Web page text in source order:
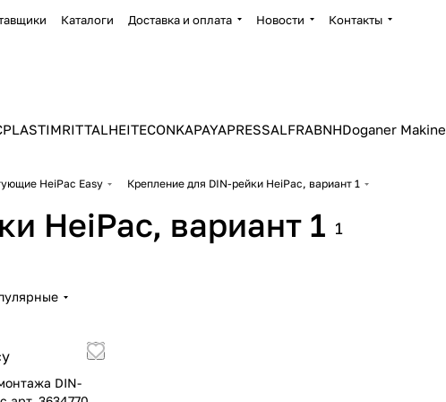
Каталоги Доставка и оплата Новости Контакты
PLASTIMRITTALHEITECONKAPAYAPRESSALFRABNHDoganer Makine
HeiPac Easy Крепление для DIN-рейки HeiPac, вариант 1
HeiPac, вариант 1 1
DIN-